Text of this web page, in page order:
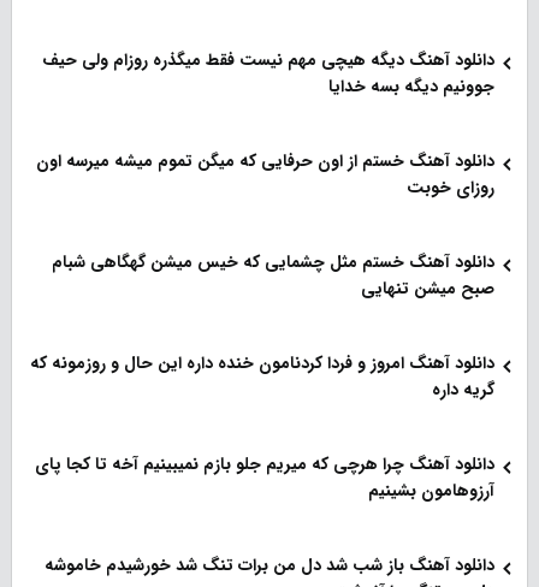
دانلود آهنگ باز شب شد دل من برات تنگ شد خورشیدم خاموشه
دانلود آهنگ چرا هرچی که میریم جلو بازم نمیبینیم آخه تا کجا پای
آرزوهامون بشینیم
دانلود آهنگ امروز و فردا کردنامون خنده داره این حال و روزمونه که
گریه داره
دانلود آهنگ خستم مثل چشمایی که خیس میشن گهگاهی شبام
صبح میشن تنهایی
دانلود آهنگ خستم از اون حرفایی که میگن تموم میشه میرسه اون
روزای خوبت
دانلود آهنگ دیگه هیچی مهم نیست فقط میگذره روزام ولی حیف
جوونیم دیگه بسه خدایا